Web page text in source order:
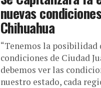
nuevas
Chihuahua
“Tenemos la posibilidad
condiciones de Ciudad
debemos ver las
nuestro estado, cada